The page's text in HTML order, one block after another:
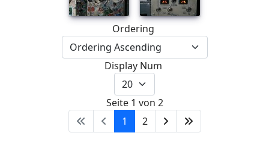
Ordering
Display Num
Seite 1 von 2
1
2